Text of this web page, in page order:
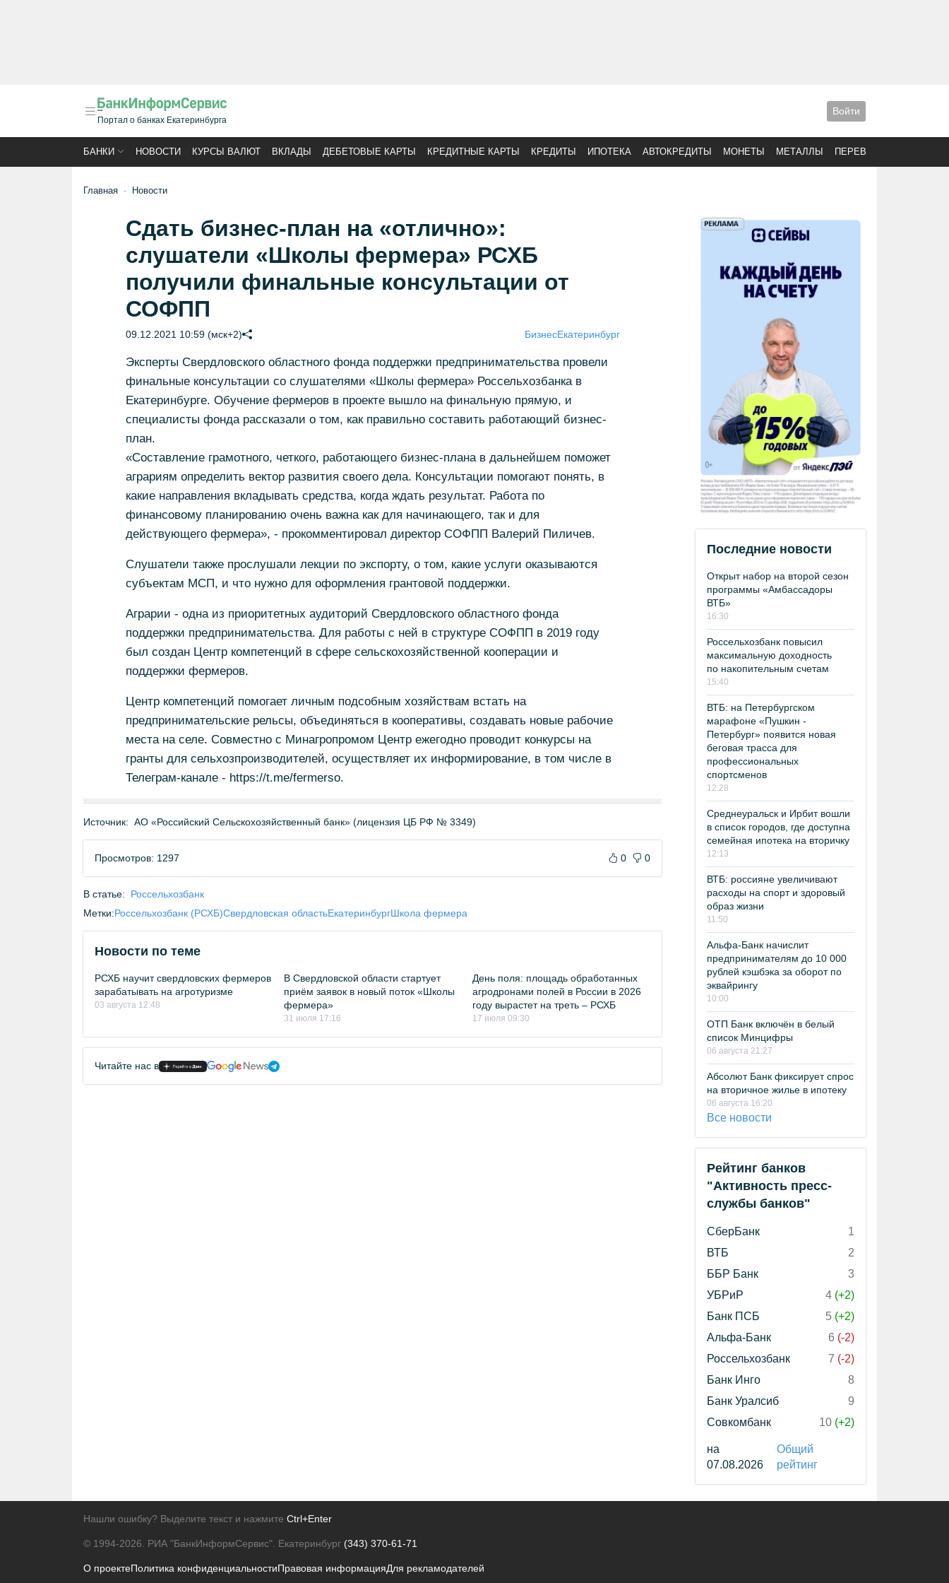
Портал о банках Екатеринбурга
Войти
БАНКИ НОВОСТИ КУРСЫ ВАЛЮТ ВКЛАДЫ ДЕБЕТОВЫЕ КАРТЫ КРЕДИТНЫЕ КАРТЫ КРЕДИТЫ ИПОТЕКА АВТОКРЕДИТЫ МОНЕТЫ МЕТАЛЛЫ ПЕРЕВОДЫ
Главная Новости
Сдать бизнес-план на «отлично»:
слушатели «Школы фермера» РСХБ
получили финальные консультации от
СОФПП
09.12.2021 10:59 (мск+2) БизнесЕкатеринбург
Эксперты Свердловского областного фонда поддержки предпринимательства провели
финальные консультации со слушателями «Школы фермера» Россельхозбанка в
Екатеринбурге. Обучение фермеров в проекте вышло на финальную прямую, и
специалисты фонда рассказали о том, как правильно составить работающий бизнес-
план.
«Составление грамотного, четкого, работающего бизнес-плана в дальнейшем поможет
аграриям определить вектор развития своего дела. Консультации помогают понять, в
какие направления вкладывать средства, когда ждать результат. Работа по
финансовому планированию очень важна как для начинающего, так и для
действующего фермера», - прокомментировал директор СОФПП Валерий Пиличев.
Слушатели также прослушали лекции по экспорту, о том, какие услуги оказываются
субъектам МСП, и что нужно для оформления грантовой поддержки.
Аграрии - одна из приоритетных аудиторий Свердловского областного фонда
поддержки предпринимательства. Для работы с ней в структуре СОФПП в 2019 году
был создан Центр компетенций в сфере сельскохозяйственной кооперации и
поддержки фермеров.
Центр компетенций помогает личным подсобным хозяйствам встать на
предпринимательские рельсы, объединяться в кооперативы, создавать новые рабочие
места на селе. Совместно с Минагропромом Центр ежегодно проводит конкурсы на
гранты для сельхозпроизводителей, осуществляет их информирование, в том числе в
Телеграм-канале - https://t.me/fermerso.
Источник: АО «Российский Сельскохозяйственный банк» (лицензия ЦБ РФ № 3349)
Просмотров: 1297 0 0
В статье:
Россельхозбанк
Метки:Россельхозбанк (РСХБ)Свердловская областьЕкатеринбургШкола фермера
Новости по теме
РСХБ научит свердловских фермеров
зарабатывать на агротуризме
03 августа 12:48
В Свердловской области стартует
приём заявок в новый поток «Школы
фермера»
31 июля 17:16
День поля: площадь обработанных
агродронами полей в России в 2026
году вырастет на треть – РСХБ
17 июля 09:30
Читайте нас в
Последние новости
Открыт набор на второй сезон
программы «Амбассадоры
ВТБ»
16:30
Россельхозбанк повысил
максимальную доходность
по накопительным счетам
15:40
ВТБ: на Петербургском
марафоне «Пушкин -
Петербург» появится новая
беговая трасса для
профессиональных
спортсменов
12:28
Среднеуральск и Ирбит вошли
в список городов, где доступна
семейная ипотека на вторичку
12:13
ВТБ: россияне увеличивают
расходы на спорт и здоровый
образ жизни
11:50
Альфа-Банк начислит
предпринимателям до 10 000
рублей кэшбэка за оборот по
эквайрингу
10:00
ОТП Банк включён в белый
список Минцифры
06 августа 21:27
Абсолют Банк фиксирует спрос
на вторичное жилье в ипотеку
06 августа 16:20
Все новости
Рейтинг банков
"Активность пресс-
службы банков"
СберБанк
1
ВТБ
2
ББР Банк
3
УБРиР
4 (+2)
Банк ПСБ
5 (+2)
Альфа-Банк
6 (-2)
Россельхозбанк
7 (-2)
Банк Инго
8
Банк Уралсиб
9
Совкомбанк
10 (+2)
на
07.08.2026
Общий
рейтинг
Нашли ошибку? Выделите текст и нажмите Ctrl+Enter
© 1994-2026. РИА "БанкИнформСервис". Екатеринбург (343) 370-61-71
О проектеПолитика конфиденциальностиПравовая информацияДля рекламодателей